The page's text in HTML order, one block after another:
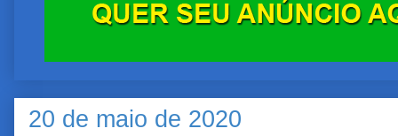
20 de maio de 2020